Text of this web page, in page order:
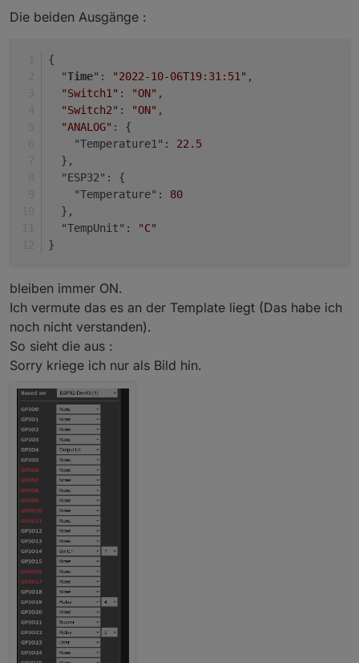
Die beiden Ausgänge :
{
  "
Time": "2022-10-06T19:31:51" ,
"Switch1" : "ON" ,
"Switch2" : "ON" ,
"ANALOG" : {
    "Temperature1":
22.5
  },
  "ESP32": {
    "Temperature":
80
  },
  "TempUnit":
"C"
}
bleiben immer ON.
Ich vermute das es an der Template liegt (Das habe ich
noch nicht verstanden).
So sieht die aus :
Sorry kriege ich nur als Bild hin.